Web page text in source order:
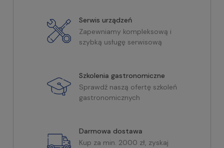
Serwis urządzeń
Zapewniamy kompleksową i
szybką usługę serwisową
Szkolenia gastronomiczne
Sprawdź naszą ofertę szkoleń
gastronomicznych
Darmowa dostawa
Kup za min. 2000 zł, zyskaj